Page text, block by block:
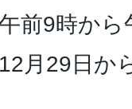
前9時か
月29日